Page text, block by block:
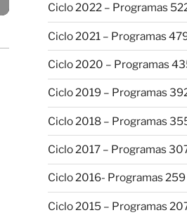
Ciclo 2022 – Programas
Ciclo 2021 – Programas
Ciclo 2020 – Programas
Ciclo 2019 – Programas
Ciclo 2018 – Programas
Ciclo 2017 – Programas
Ciclo 2016- Programas
Ciclo 2015 – Programas